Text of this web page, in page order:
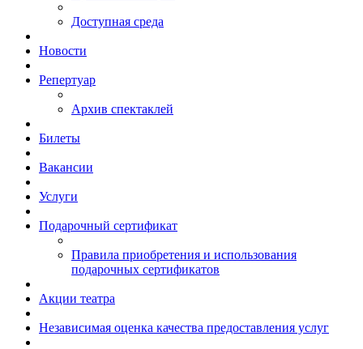
Доступная среда
Новости
Репертуар
Архив спектаклей
Билеты
Вакансии
Услуги
Подарочный сертификат
Правила приобретения и использования
подарочных сертификатов
Акции театра
Независимая оценка качества предоставления услуг